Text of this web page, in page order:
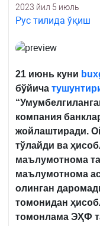
2023 йил 5 июль
Рус тилида ўқиш
21 июнь куни
бўйича
компания
жойлаштиради.
тўлайди ва
маълумотнома
маълумотнома
олинган
томонидан
томонлама ЭҲФ